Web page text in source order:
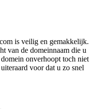
is veilig en gemakkelijk.
van de domeinnaam die u
onverhoopt toch niet
voor dat u zo snel